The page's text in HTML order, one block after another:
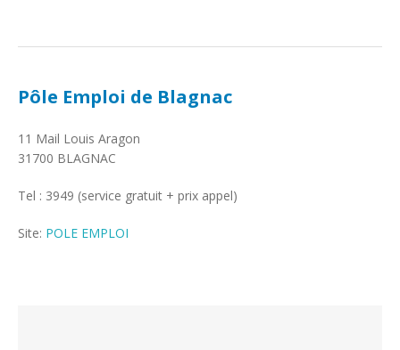
Pôle Emploi de Blagnac
11 Mail Louis Aragon
31700 BLAGNAC
Tel : 3949 (service gratuit + prix appel)
Site: POLE EMPLOI